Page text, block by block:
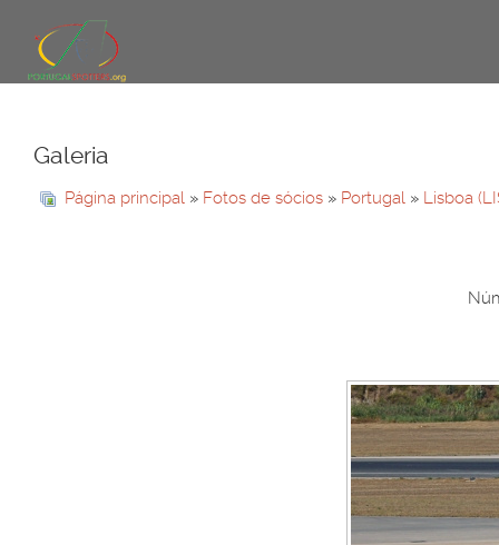
Galeria
Página principal » Fotos de sócios » Portugal » Lisboa